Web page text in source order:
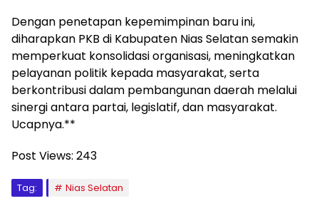
Dengan penetapan kepemimpinan baru ini,
diharapkan PKB di Kabupaten Nias Selatan semakin
memperkuat konsolidasi organisasi, meningkatkan
pelayanan politik kepada masyarakat, serta
berkontribusi dalam pembangunan daerah melalui
sinergi antara partai, legislatif, dan masyarakat.
Ucapnya.**
Post Views: 243
Tag: Nias Selatan